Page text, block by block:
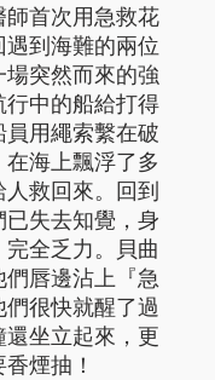
首次用急救花
到海難的兩位
突然而來的強
行中的船給打得
用繩索繫在破
海上飄浮了多
救回來。回到
已失去知覺，身
全乏力。貝曲
唇邊沾上『急
很快就醒了過
坐立起來，更
煙抽！